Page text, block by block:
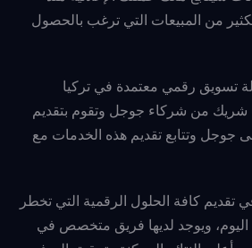
من المبيعات التي ترغب بالحصول
تسويق رقمي معتمدة في تركيا
شريك من شركاء جوجل وتقوم بتقديم
جوجل وتتابع تقديم هذه الخدمات مع
كافة الحلول الرقمية التي تخطر
اليوم، ويوجد لديها فريق متخصص في